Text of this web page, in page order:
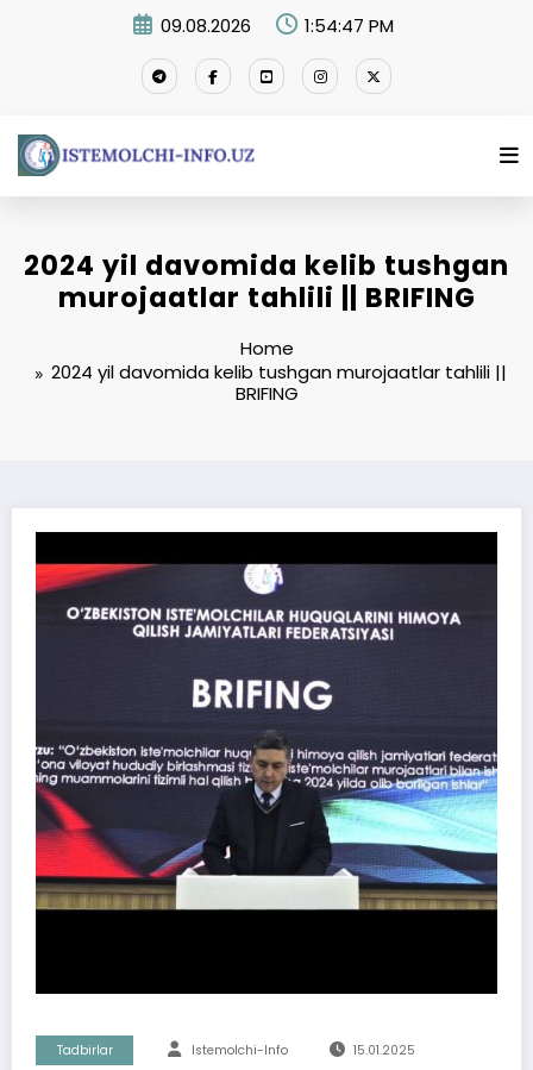
09.08.2026 1:54:48 PM
2024 yil davomida kelib tushgan
murojaatlar tahlili || BRIFING
Home
2024 yil davomida kelib tushgan murojaatlar tahlili ||
BRIFING
Tadbirlar Istemolchi-Info 15.01.2025